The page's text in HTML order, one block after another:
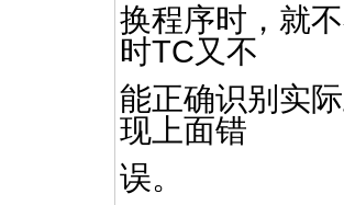
换程序时，就
时TC又不
能正确识别实
现上面错
误。